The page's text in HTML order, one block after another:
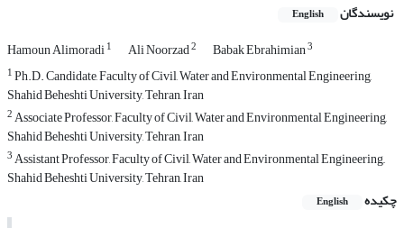
نویسندگان English
Hamoun Alimoradi1 Ali Noorzad2 Babak Ebrahimian3
1Ph.D. Candidate, Faculty of Civil, Water and Environmental Engineering,
Shahid Beheshti University, Tehran, Iran
2Associate Professor, Faculty of Civil, Water and Environmental Engineering,
Shahid Beheshti University, Tehran, Iran
3Assistant Professor, Faculty of Civil, Water and Environmental Engineering,,
Shahid Beheshti University, Tehran, Iran
چکیده
English